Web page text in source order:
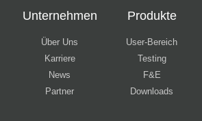
Unternehmen
Über Uns
Karriere
News
Partner
Produkte
User-Bereich
Testing
F&E
Downloads